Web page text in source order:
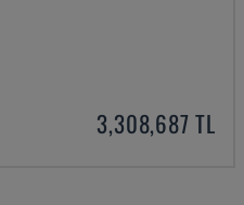
3,308,687 TL